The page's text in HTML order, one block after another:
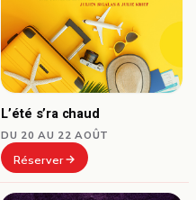
L’été s’ra chaud
DU 20 AU 22 AOÛT
Réserver